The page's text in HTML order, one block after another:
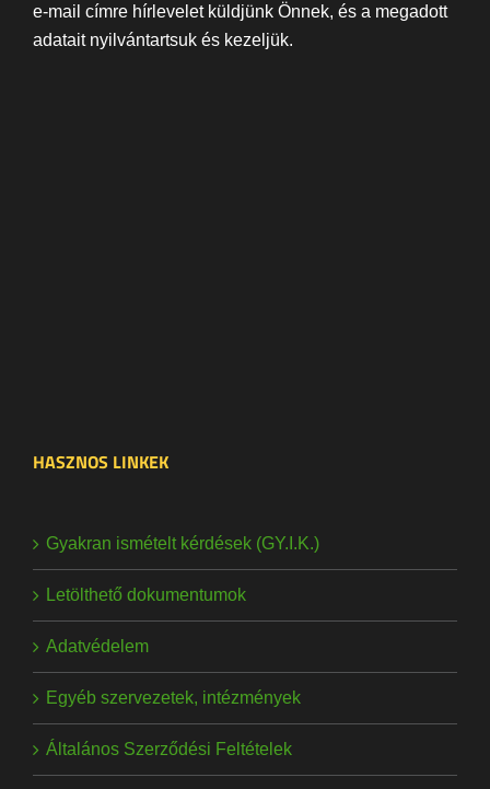
e-mail címre hírlevelet küldjünk Önnek, és a megadott
adatait nyilvántartsuk és kezeljük.
HASZNOS LINKEK
Gyakran ismételt kérdések (GY.I.K.)
Letölthető dokumentumok
Adatvédelem
Egyéb szervezetek, intézmények
Általános Szerződési Feltételek